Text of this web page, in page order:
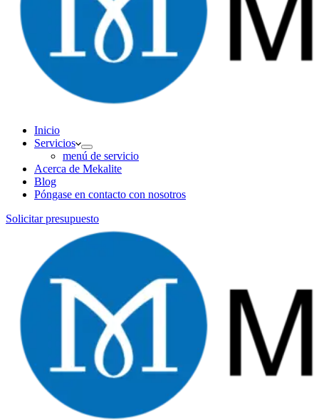
Inicio
Servicios
menú de servicio
Acerca de Mekalite
Blog
Póngase en contacto con nosotros
Solicitar presupuesto